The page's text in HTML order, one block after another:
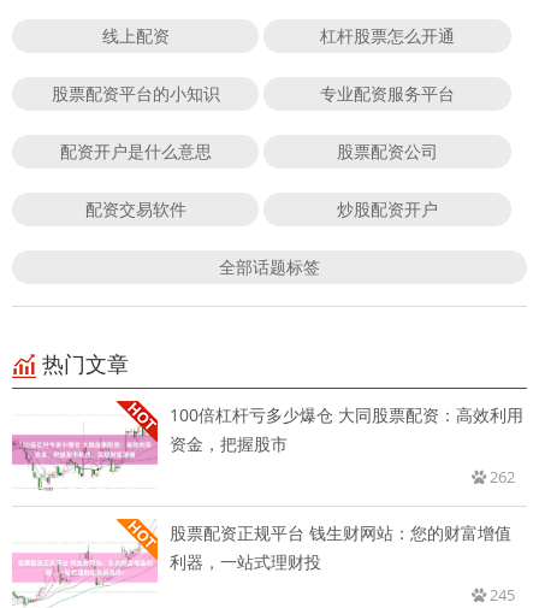
线上配资 杠杆股票怎么开通
股票配资平台的小知识 专业配资服务平台
配资开户是什么意思 股票配资公司
配资交易软件 炒股配资开户
全部话题标签
热门文章
100倍杠杆亏多少爆仓 大同股票配资：高效利用
资金，把握股市
262
股票配资正规平台 钱生财网站：您的财富增值
利器，一站式理财投
245